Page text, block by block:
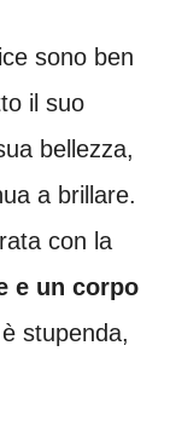
sono ben
il suo
bellezza,
a brillare.
con la
e un corpo
stupenda,